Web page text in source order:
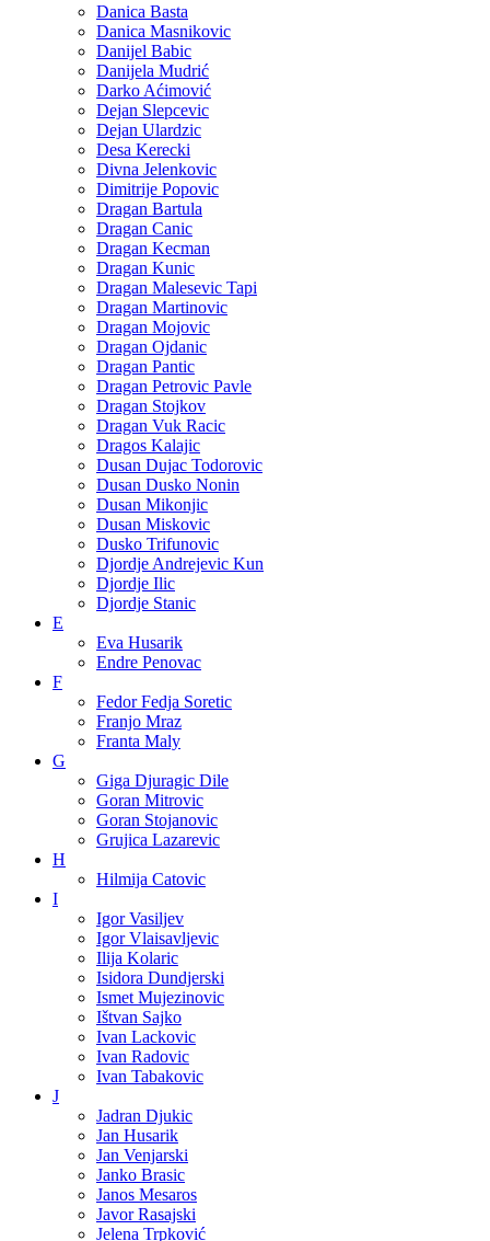
Danica Basta
Danica Masnikovic
Danijel Babic
Danijela Mudrić
Darko Aćimović
Dejan Slepcevic
Dejan Ulardzic
Desa Kerecki
Divna Jelenkovic
Dimitrije Popovic
Dragan Bartula
Dragan Canic
Dragan Kecman
Dragan Kunic
Dragan Malesevic Tapi
Dragan Martinovic
Dragan Mojovic
Dragan Ojdanic
Dragan Pantic
Dragan Petrovic Pavle
Dragan Stojkov
Dragan Vuk Racic
Dragos Kalajic
Dusan Dujac Todorovic
Dusan Dusko Nonin
Dusan Mikonjic
Dusan Miskovic
Dusko Trifunovic
Djordje Andrejevic Kun
Djordje Ilic
Djordje Stanic
E
Eva Husarik
Endre Penovac
F
Fedor Fedja Soretic
Franjo Mraz
Franta Maly
G
Giga Djuragic Dile
Goran Mitrovic
Goran Stojanovic
Grujica Lazarevic
H
Hilmija Catovic
I
Igor Vasiljev
Igor Vlaisavljevic
Ilija Kolaric
Isidora Dundjerski
Ismet Mujezinovic
Ištvan Sajko
Ivan Lackovic
Ivan Radovic
Ivan Tabakovic
J
Jadran Djukic
Jan Husarik
Jan Venjarski
Janko Brasic
Janos Mesaros
Javor Rasajski
Jelena Trpković